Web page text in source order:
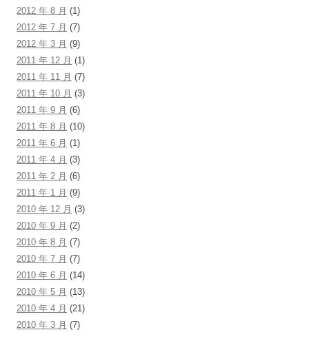
2012 年 8 月 (1)
2012 年 7 月 (7)
2012 年 3 月 (9)
2011 年 12 月 (1)
2011 年 11 月 (7)
2011 年 10 月 (3)
2011 年 9 月 (6)
2011 年 8 月 (10)
2011 年 6 月 (1)
2011 年 4 月 (3)
2011 年 2 月 (6)
2011 年 1 月 (9)
2010 年 12 月 (3)
2010 年 9 月 (2)
2010 年 8 月 (7)
2010 年 7 月 (7)
2010 年 6 月 (14)
2010 年 5 月 (13)
2010 年 4 月 (21)
2010 年 3 月 (7)